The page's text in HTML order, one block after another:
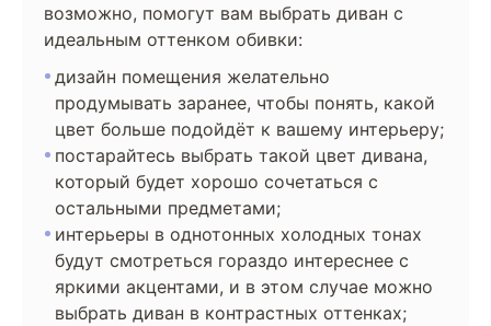
возможно, помогут вам выбрать диван с
идеальным оттенком обивки:
дизайн помещения желательно
продумывать заранее, чтобы понять, какой
цвет больше подойдёт к вашему интерьеру;
постарайтесь выбрать такой цвет дивана,
который будет хорошо сочетаться с
остальными предметами;
интерьеры в однотонных холодных тонах
будут смотреться гораздо интереснее с
яркими акцентами, и в этом случае можно
выбрать диван в контрастных оттенках;